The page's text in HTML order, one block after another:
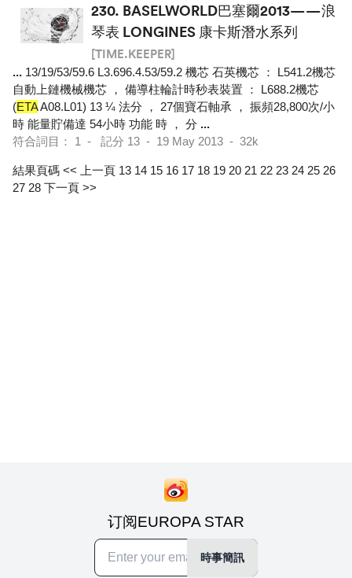
230. BASELWORLD巴塞爾2013——浪
琴表 LONGINES 康卡斯潛水系列
[TIME.KEEPER]
... 13/19/53/59.6 L3.696.4.53/59.2 機芯 石英機芯 ： L541.2機芯
自動上鏈機械機芯 ， 備導柱輪計時秒表裝置 ： L688.2機芯
(ETAA08.L01) 13 ¼ 法分 ， 27個寶石軸承 ， 振頻28,800次/小
時 能量貯備達 54小時 功能 時 ， 分 ...
符合詞目： 1 - 記分 13 - 19 May 2013 - 32k
結果頁碼 << 上一頁 13 14 15 16 17 18 19 20 21 22 23 24 25 26
27 28 下一頁 >>
订阅EUROPA STAR
時事簡訊